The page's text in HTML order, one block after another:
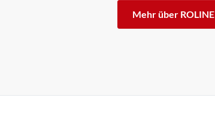
Mehr über ROLINE